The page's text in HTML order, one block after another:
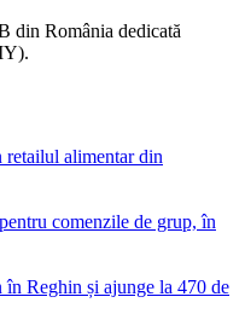
din România dedicată
retailul alimentar din
comenzile de grup, în
Reghin și ajunge la 470 de